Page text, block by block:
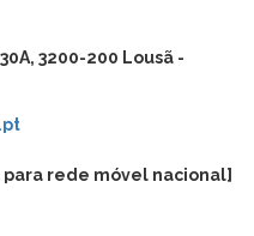
3200-200 Lousã -
para rede móvel nacional]